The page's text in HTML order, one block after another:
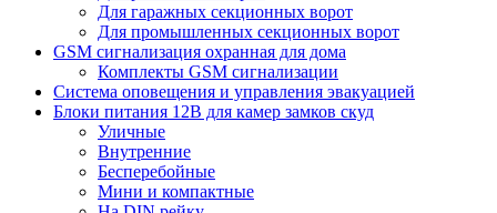
Для гаражных секционных ворот
Для промышленных секционных ворот
GSM сигнализация охранная для дома
Комплекты GSM сигнализации
Cистема оповещения и управления эвакуацией
Блоки питания 12В для камер замков скуд
Уличные
Внутренние
Бесперебойные
Мини и компактные